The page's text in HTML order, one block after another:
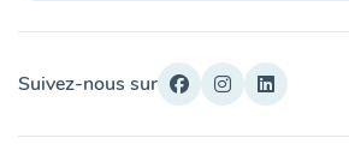
Suivez-nous sur